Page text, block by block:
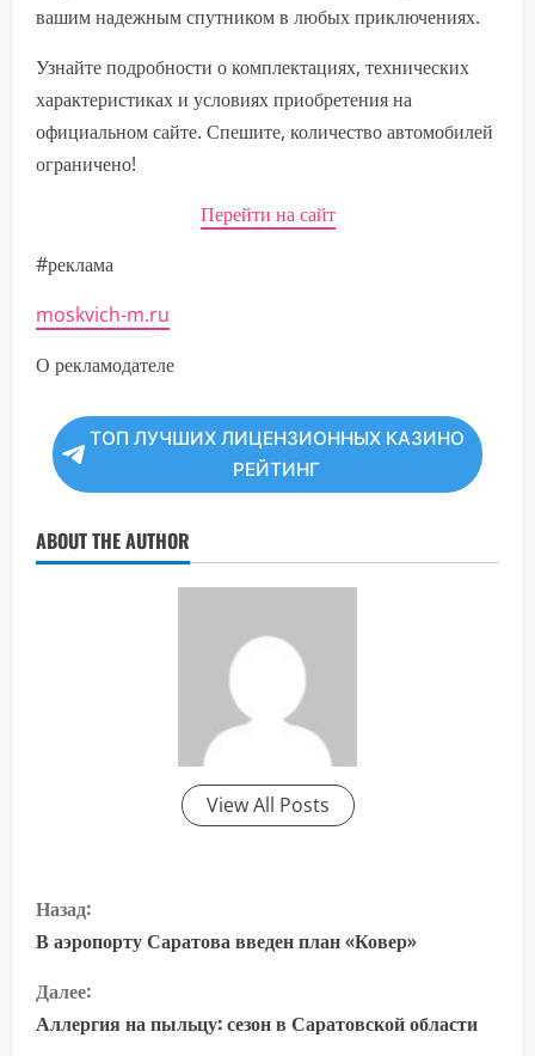
вашим надежным спутником в любых приключениях.
Узнайте подробности о комплектациях, технических
характеристиках и условиях приобретения на
официальном сайте. Спешите, количество автомобилей
ограничено!
Перейти на сайт
#реклама
moskvich-m.ru
О рекламодателе
ТОП ЛУЧШИХ ЛИЦЕНЗИОННЫХ КАЗИНО
РЕЙТИНГ
ABOUT THE AUTHOR
View All Posts
П
р
о
Назад:
В аэропорту Саратова введен план «Ковер»
Далее:
Аллергия на пыльцу: сезон в Саратовской области